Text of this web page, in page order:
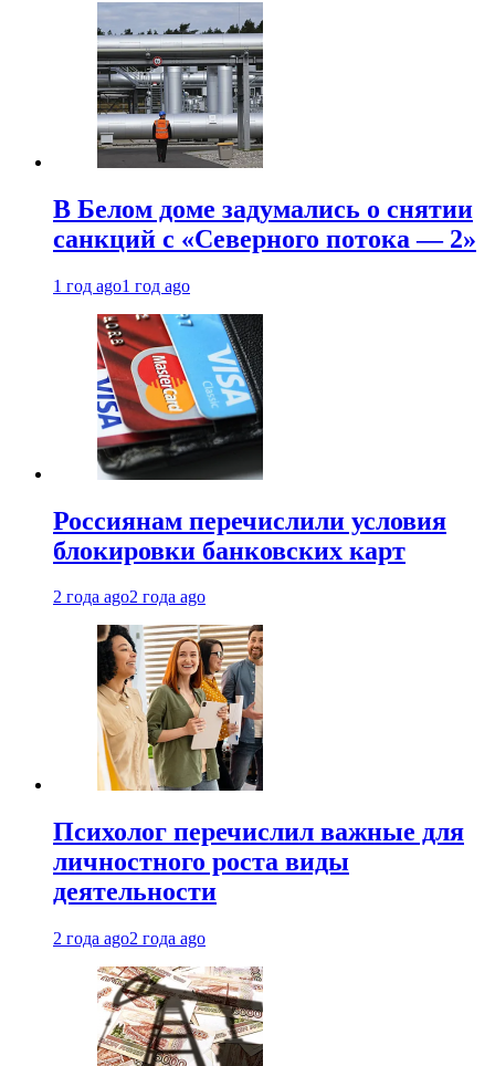
В Белом доме задумались о снятии
санкций с «Северного потока — 2»
1 год ago1 год ago
Россиянам перечислили условия
блокировки банковских карт
2 года ago2 года ago
Психолог перечислил важные для
личностного роста виды
деятельности
2 года ago2 года ago